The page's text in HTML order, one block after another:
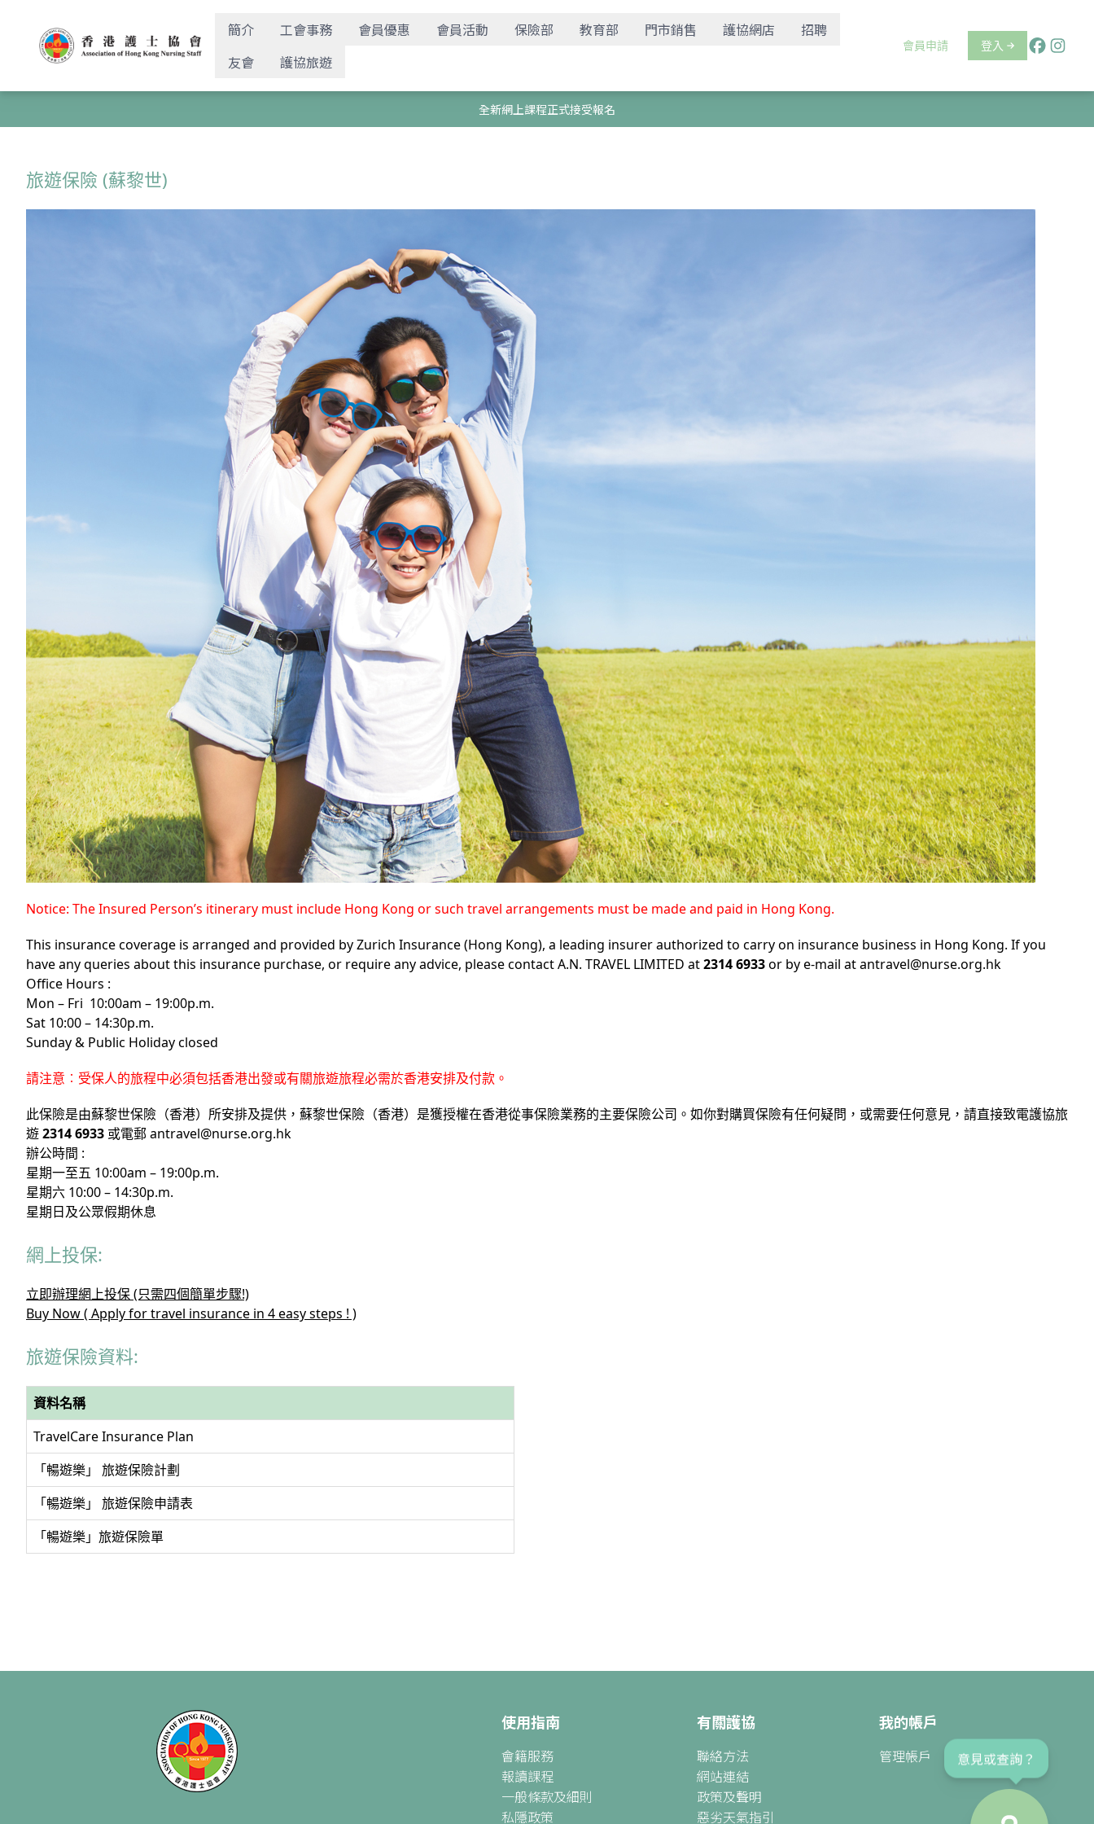
簡介 工會事務 會員優惠 會員活動 保險部 教育部 門市銷售 護協網店
招聘
友會
護協旅遊
會員申請 登入
全新網上課程正式接受報名
旅遊保險 (蘇黎世)
Notice: The Insured Person’s itinerary must include Hong Kong or such travel arrangements must be made and paid in Hong Kong.
This insurance coverage is arranged and provided by Zurich Insurance (Hong Kong), a leading insurer authorized to carry on insurance business in Hong Kong. If you
have any queries about this insurance purchase, or require any advice, please contact A.N. TRAVEL LIMITED at2314 6933or by e-mail atantravel@nurse.org.hk
Office Hours :
Mon – Fri 10:00am – 19:00p.m.
Sat 10:00 – 14:30p.m.
Sunday & Public Holiday closed
請注意︰受保人的旅程中必須包括香港出發或有關旅遊旅程必需於香港安排及付款。
此保險是由蘇黎世保險（香港）所安排及提供，蘇黎世保險（香港）是獲授權在香港從事保險業務的主要保險公司。如你對購買保險有任何疑問，或需要任何意見，請直接致電護協旅
遊2314 6933 或電郵antravel@nurse.org.hk
辦公時間 :
星期一至五 10:00am – 19:00p.m.
星期六 10:00 – 14:30p.m.
星期日及公眾假期休息
網上投保:
立即辦理網上投保 (只需四個簡單步驟!)
Buy Now ( Apply for travel insurance in 4 easy steps ! )
旅遊保險資料:
資料名稱
TravelCare Insurance Plan
「暢遊樂」 旅遊保險計劃
「暢遊樂」 旅遊保險申請表
「暢遊樂」旅遊保險單
使用指南
會籍服務
報讀課程
一般條款及細則
私隱政策
有關護協
聯絡方法
網站連結
政策及聲明
惡劣天氣指引
我的帳戶
管理帳戶 意見或查詢？